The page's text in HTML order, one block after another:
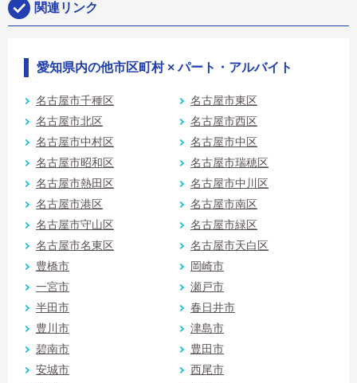
関連リンク
愛知県内の他市区町村 × パート・アルバイト
名古屋市千種区
名古屋市東区
名古屋市北区
名古屋市西区
名古屋市中村区
名古屋市中区
名古屋市昭和区
名古屋市瑞穂区
名古屋市熱田区
名古屋市中川区
名古屋市港区
名古屋市南区
名古屋市守山区
名古屋市緑区
名古屋市名東区
名古屋市天白区
豊橋市
岡崎市
一宮市
瀬戸市
半田市
春日井市
豊川市
津島市
碧南市
豊田市
安城市
西尾市